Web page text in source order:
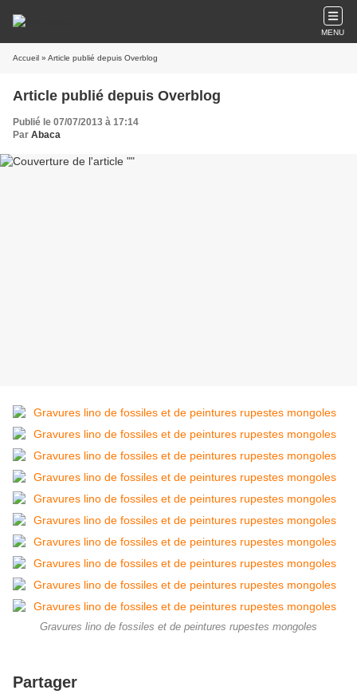
MENU
Accueil » Article publié depuis Overblog
Article publié depuis Overblog
Publié le 07/07/2013 à 17:14
Par Abaca
Gravures lino de fossiles et de peintures rupestes mongoles
Partager